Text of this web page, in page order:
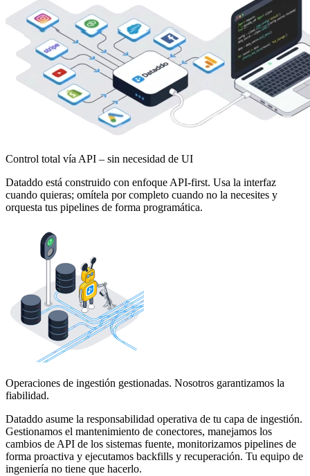
Control total vía API – sin necesidad de UI
Dataddo está construido con enfoque API-first. Usa la interfaz
cuando quieras; omítela por completo cuando no la necesites y
orquesta tus pipelines de forma programática.
Operaciones de ingestión gestionadas. Nosotros garantizamos la
fiabilidad.
Dataddo asume la responsabilidad operativa de tu capa de ingestión.
Gestionamos el mantenimiento de conectores, manejamos los
cambios de API de los sistemas fuente, monitorizamos pipelines de
forma proactiva y ejecutamos backfills y recuperación. Tu equipo de
ingeniería no tiene que hacerlo.